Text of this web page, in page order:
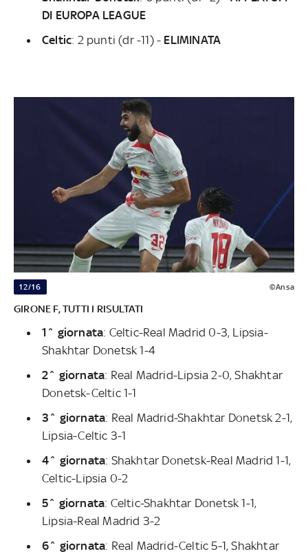
DI EUROPA LEAGUE
Celtic: 2 punti (dr -11) - ELIMINATA
12/16 ©Ansa
GIRONE F, TUTTI I RISULTATI
1^ giornata: Celtic-Real Madrid 0-3, Lipsia-
Shakhtar Donetsk 1-4
2^ giornata: Real Madrid-Lipsia 2-0, Shakhtar
Donetsk-Celtic 1-1
3^ giornata: Real Madrid-Shakhtar Donetsk 2-1,
Lipsia-Celtic 3-1
4^ giornata: Shakhtar Donetsk-Real Madrid 1-1,
Celtic-Lipsia 0-2
5^ giornata: Celtic-Shakhtar Donetsk 1-1,
Lipsia-Real Madrid 3-2
6^ giornata: Real Madrid-Celtic 5-1, Shakhtar